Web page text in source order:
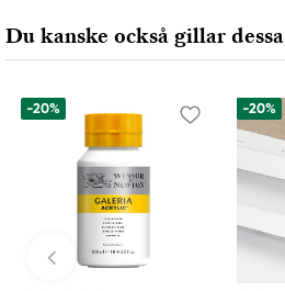
7311 PD Apeldoorn, Netherlands
info@royaltalens.com
Du kanske också gillar dessa
-20% -20%